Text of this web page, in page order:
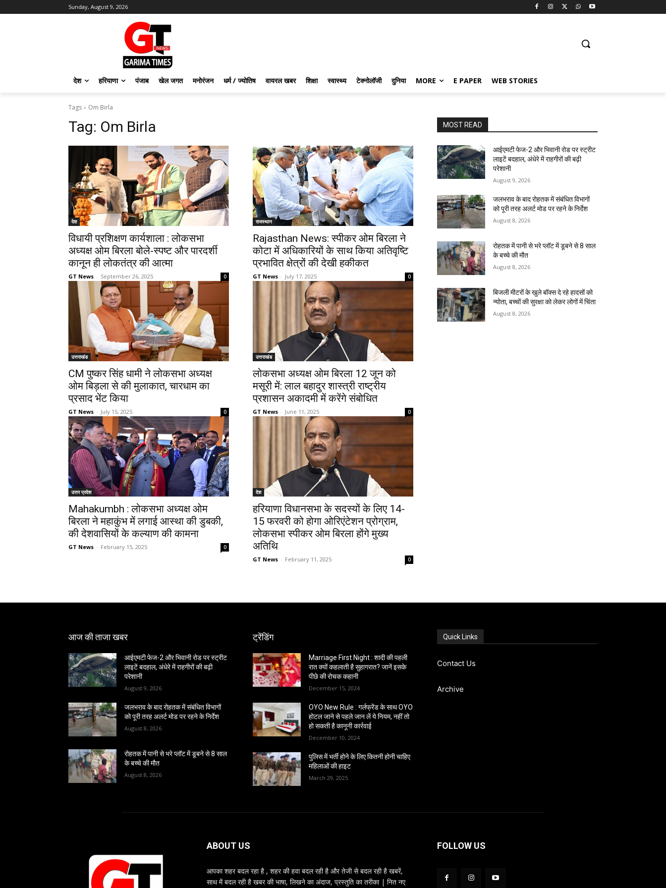
Sunday, August 9, 2026
देश हरियाणा पंजाब खेल जगत मनोरंजन धर्म / ज्योतिष वायरल खबर शिक्षा स्वास्थ्य टेक्नोलॉजी दुनिया MORE E PAPER WEB STORIES
Tags Om Birla
Tag: Om Birla
देश
विधायी प्रशिक्षण कार्यशाला : लोकसभा
अध्यक्ष ओम बिरला बोले-स्पष्ट और पारदर्शी
कानून ही लोकतंत्र की आत्मा
GT News - September 26, 2025 0
राजस्थान
Rajasthan News: स्पीकर ओम बिरला ने
कोटा में अधिकारियों के साथ किया अतिवृष्टि
प्रभावित क्षेत्रों की देखी हकीकत
GT News - July 17, 2025 0
उत्तराखंड
CM पुष्कर सिंह धामी ने लोकसभा अध्यक्ष
ओम बिड़ला से की मुलाकात, चारधाम का
प्रसाद भेंट किया
GT News - July 15, 2025 0
उत्तराखंड
लोकसभा अध्यक्ष ओम बिरला 12 जून को
मसूरी में: लाल बहादुर शास्त्री राष्ट्रीय
प्रशासन अकादमी में करेंगे संबोधित
GT News - June 11, 2025 0
उत्तर प्रदेश
Mahakumbh : लोकसभा अध्यक्ष ओम
बिरला ने महाकुंभ में लगाई आस्था की डुबकी,
की देशवासियों के कल्याण की कामना
GT News - February 15, 2025 0
देश
हरियाणा विधानसभा के सदस्यों के लिए 14-
15 फरवरी को होगा ओरिएंटेशन प्रोग्राम,
लोकसभा स्पीकर ओम बिरला होंगे मुख्य
अतिथि
GT News - February 11, 2025 0
MOST READ
आईएमटी फेज-2 और भिवानी रोड पर स्ट्रीट
लाइटें बदहाल, अंधेरे में राहगीरों की बढ़ी
परेशानी
August 9, 2026
जलभराव के बाद रोहतक में संबंधित विभागों
को पूरी तरह अलर्ट मोड पर रहने के निर्देश
August 8, 2026
रोहतक में पानी से भरे प्लॉट में डूबने से 8 साल
के बच्चे की मौत
August 8, 2026
बिजली मीटरों के खुले बॉक्स दे रहे हादसों को
न्योता, बच्चों की सुरक्षा को लेकर लोगों में चिंता
August 8, 2026
आज की ताजा खबर
आईएमटी फेज-2 और भिवानी रोड पर स्ट्रीट
लाइटें बदहाल, अंधेरे में राहगीरों की बढ़ी
परेशानी
August 9, 2026
जलभराव के बाद रोहतक में संबंधित विभागों
को पूरी तरह अलर्ट मोड पर रहने के निर्देश
August 8, 2026
रोहतक में पानी से भरे प्लॉट में डूबने से 8 साल
के बच्चे की मौत
August 8, 2026
ट्रेंडिंग
Marriage First Night : शादी की पहली
रात क्यों कहलाती है सुहागरात? जानें इसके
पीछे की रोचक कहानी
December 15, 2024
OYO New Rule : गर्लफ्रेंड के साथ OYO
होटल जाने से पहले जान लें ये नियम, नहीं तो
हो सकती है कानूनी कार्रवाई
December 10, 2024
पुलिस में भर्ती होने के लिए कितनी होनी चाहिए
महिलाओं की हाइट
March 29, 2025
Quick Links
Contact Us
Archive
ABOUT US
आपका शहर बदल रहा है , शहर की हवा बदल रही है और तेजी से बदल रही है खबरें,
साथ में बदल रही है खबर की भाषा, लिखने का अंदाज, प्रस्तुति का तरीका | नित नए
FOLLOW US